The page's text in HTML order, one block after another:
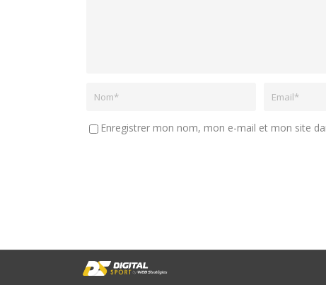
Enregistrer mon nom, mon e-mail et mon site